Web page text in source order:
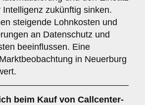
zukünftig sinken.
steigende Lohnkosten und
an Datenschutz und
beeinflussen. Eine
in Neuerburg
beim Kauf von Callcenter-